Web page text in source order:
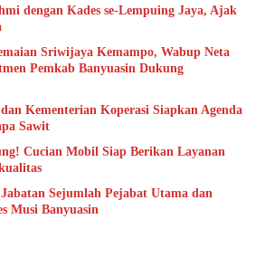
dengan Kades se-Lempuing Jaya, Ajak
Sriwijaya Kemampo, Wabup Neta
Pemkab Banyuasin Dukung
Kementerian Koperasi Siapkan Agenda
Sawit
Cucian Mobil Siap Berikan Layanan
Sejumlah Pejabat Utama dan
Musi Banyuasin